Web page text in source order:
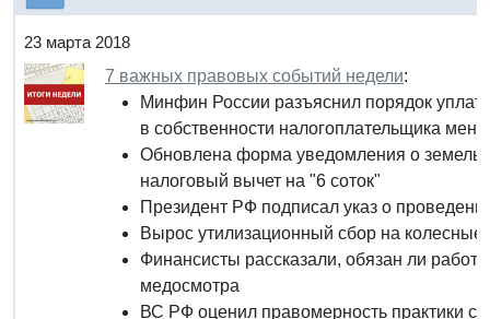
23 марта 2018
7 важных правовых событий недели:
Минфин России разъяснил порядок
в собственности налогоплательщика
Обновлена форма уведомления о
налоговый вычет на "6 соток"
Президент РФ подписал указ о
Вырос утилизационный сбор на колесные
Финансисты рассказали, обязан ли
медосмотра
ВС РФ оценил правомерность практики